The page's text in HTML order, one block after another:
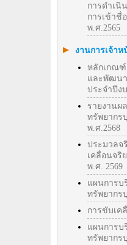
การดำเนิ
การเข้าชื่
พ.ศ.2565
งานการเจ้าห
หลักเกณฑ์
และพัฒน
ประจำปีง
รายงานผ
ทรัพยากร
พ.ศ.2568
ประมวลจ
เคลื่อนจริ
พ.ศ. 2569
แผนการ
ทรัพยากร
การขับเค
แผนการ
ทรัพยากร